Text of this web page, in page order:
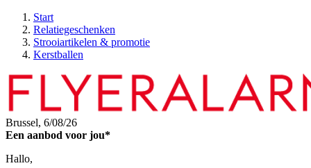
Start
Relatiegeschenken
Strooiartikelen & promotie
Kerstballen
Brussel, 6/08/26
Een aanbod voor jou*
Hallo,